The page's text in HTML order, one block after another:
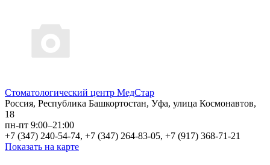
Стоматологический центр МедСтар
Россия, Республика Башкортостан, Уфа, улица Космонавтов,
18
пн-пт 9:00–21:00
+7 (347) 240-54-74, +7 (347) 264-83-05, +7 (917) 368-71-21
Показать на карте